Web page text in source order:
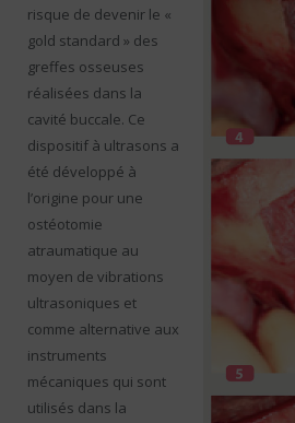
risque de devenir le «
gold standard » des
greffes osseuses
réalisées dans la
cavité buccale. Ce
dispositif à ultrasons a
été développé à
l’origine pour une
ostéotomie
atraumatique au
moyen de vibrations
ultrasoniques et
comme alternative aux
instruments
mécaniques qui sont
utilisés dans la